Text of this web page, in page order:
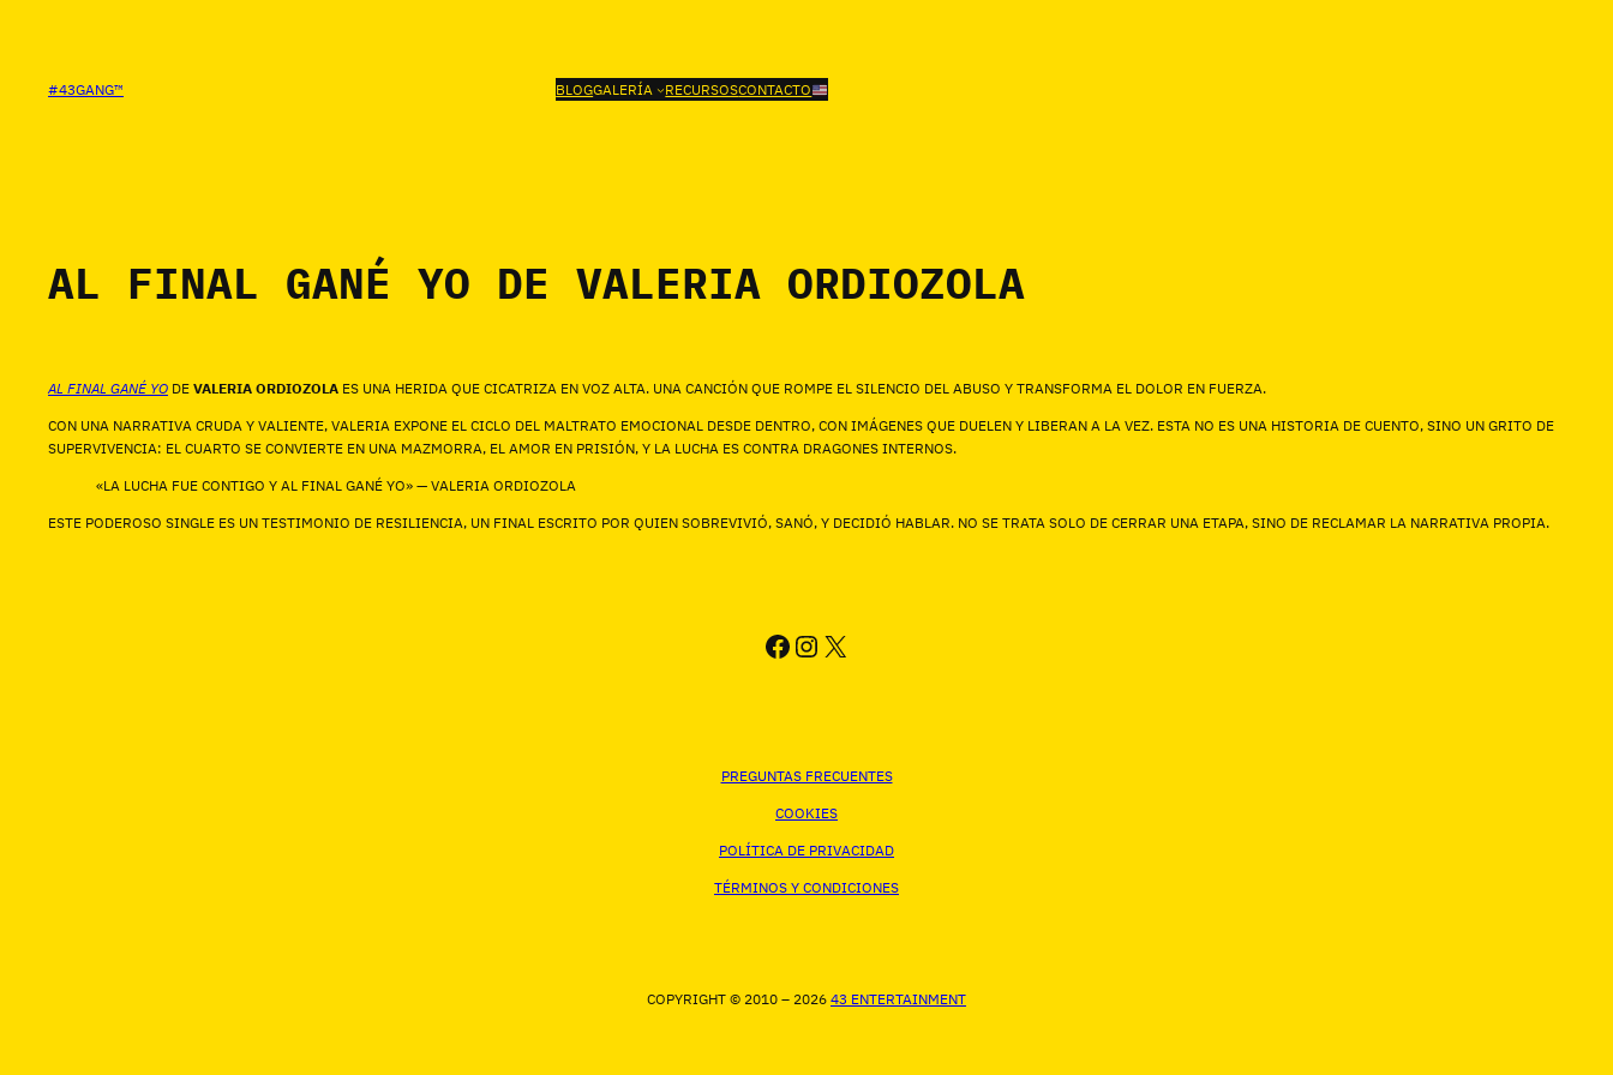
#43GANG™
BLOGGALERÍA RECURSOSCONTACTO
AL FINAL GANÉ YO DE VALERIA ORDIOZOLA
AL FINAL GANÉ YO DE VALERIA ORDIOZOLA ES UNA HERIDA QUE CICATRIZA EN VOZ ALTA. UNA CANCIÓN QUE ROMPE EL SILENCIO DEL ABUSO Y TRANSFORMA EL DOLOR EN FUERZA.
CON UNA NARRATIVA CRUDA Y VALIENTE, VALERIA EXPONE EL CICLO DEL MALTRATO EMOCIONAL DESDE DENTRO, CON IMÁGENES QUE DUELEN Y LIBERAN A LA VEZ. ESTA NO ES UNA HISTORIA DE CUENTO, SINO UN GRITO DE
SUPERVIVENCIA: EL CUARTO SE CONVIERTE EN UNA MAZMORRA, EL AMOR EN PRISIÓN, Y LA LUCHA ES CONTRA DRAGONES INTERNOS.
«LA LUCHA FUE CONTIGO Y AL FINAL GANÉ YO» — VALERIA ORDIOZOLA
ESTE PODEROSO SINGLE ES UN TESTIMONIO DE RESILIENCIA, UN FINAL ESCRITO POR QUIEN SOBREVIVIÓ, SANÓ, Y DECIDIÓ HABLAR. NO SE TRATA SOLO DE CERRAR UNA ETAPA, SINO DE RECLAMAR LA NARRATIVA PROPIA.
FACEBOOK
INSTAGRAM
X
PREGUNTAS FRECUENTES
COOKIES
POLÍTICA DE PRIVACIDAD
TÉRMINOS Y CONDICIONES
COPYRIGHT © 2010 – 2026 43 ENTERTAINMENT